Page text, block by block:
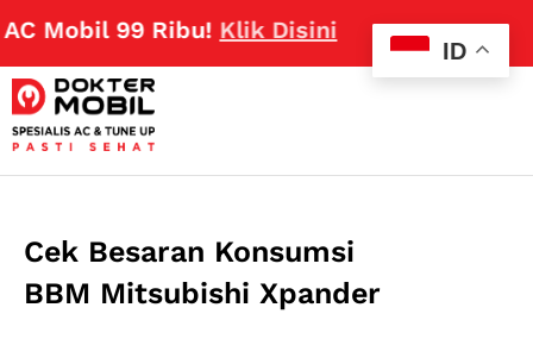
99 Ribu! Klik Disini
Cek Besaran Konsumsi
BBM Mitsubishi Xpander
ID